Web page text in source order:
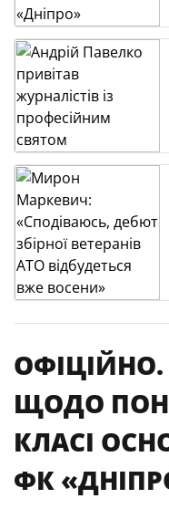
ЩОДО
КЛАСІ
ФК